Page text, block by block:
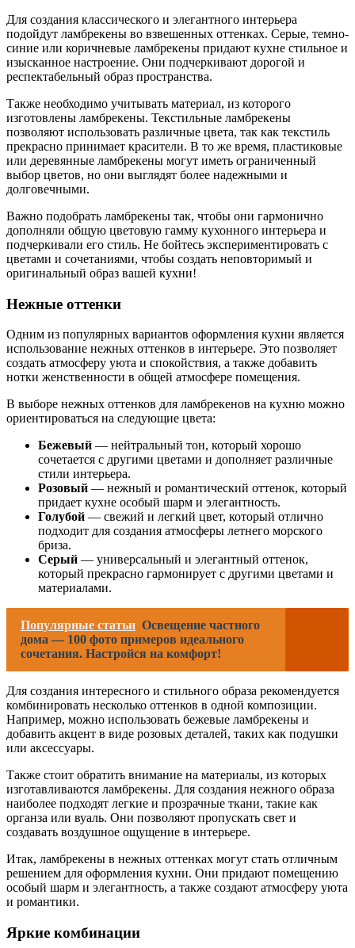
Для создания классического и элегантного интерьера
подойдут ламбрекены во взвешенных оттенках. Серые, темно-
синие или коричневые ламбрекены придают кухне стильное и
изысканное настроение. Они подчеркивают дорогой и
респектабельный образ пространства.
Также необходимо учитывать материал, из которого
изготовлены ламбрекены. Текстильные ламбрекены
позволяют использовать различные цвета, так как текстиль
прекрасно принимает красители. В то же время, пластиковые
или деревянные ламбрекены могут иметь ограниченный
выбор цветов, но они выглядят более надежными и
долговечными.
Важно подобрать ламбрекены так, чтобы они гармонично
дополняли общую цветовую гамму кухонного интерьера и
подчеркивали его стиль. Не бойтесь экспериментировать с
цветами и сочетаниями, чтобы создать неповторимый и
оригинальный образ вашей кухни!
Нежные оттенки
Одним из популярных вариантов оформления кухни является
использование нежных оттенков в интерьере. Это позволяет
создать атмосферу уюта и спокойствия, а также добавить
нотки женственности в общей атмосфере помещения.
В выборе нежных оттенков для ламбрекенов на кухню можно
ориентироваться на следующие цвета:
Бежевый — нейтральный тон, который хорошо
сочетается с другими цветами и дополняет различные
стили интерьера.
Розовый — нежный и романтический оттенок, который
придает кухне особый шарм и элегантность.
Голубой — свежий и легкий цвет, который отлично
подходит для создания атмосферы летнего морского
бриза.
Серый — универсальный и элегантный оттенок,
который прекрасно гармонирует с другими цветами и
материалами.
Популярные статьи Освещение частного
дома — 100 фото примеров идеального
сочетания. Настройся на комфорт!
Для создания интересного и стильного образа рекомендуется
комбинировать несколько оттенков в одной композиции.
Например, можно использовать бежевые ламбрекены и
добавить акцент в виде розовых деталей, таких как подушки
или аксессуары.
Также стоит обратить внимание на материалы, из которых
изготавливаются ламбрекены. Для создания нежного образа
наиболее подходят легкие и прозрачные ткани, такие как
органза или вуаль. Они позволяют пропускать свет и
создавать воздушное ощущение в интерьере.
Итак, ламбрекены в нежных оттенках могут стать отличным
решением для оформления кухни. Они придают помещению
особый шарм и элегантность, а также создают атмосферу уюта
и романтики.
Яркие комбинации